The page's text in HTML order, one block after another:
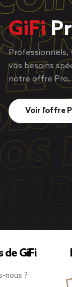
GiFi
Professionnels,
vos besoins
notre offre Pro,
Voir l’offre
GiFi
nous ?